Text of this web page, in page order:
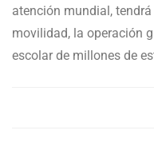
atención mundial,
movilidad, la operación
escolar de millones de